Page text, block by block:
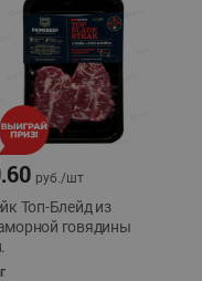
руб./шт
Топ-Блейд из
говядины